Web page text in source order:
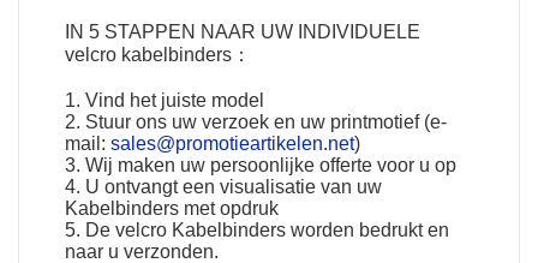
IN 5 STAPPEN NAAR UW INDIVIDUELE
velcro kabelbinders ：
1. Vind het juiste model
2. Stuur ons uw verzoek en uw printmotief (e-
mail:sales@promotieartikelen.net)
3. Wij maken uw persoonlijke offerte voor u op
4. U ontvangt een visualisatie van uw
Kabelbinders met opdruk
5. De velcro Kabelbinders worden bedrukt en
naar u verzonden.